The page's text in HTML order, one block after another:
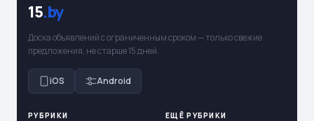
15.by
Доска объявлений с ограниченным сроком — только свежие
предложения, не старше 15 дней.
iOS Android
РУБРИКИ ЕЩЁ РУБРИКИ